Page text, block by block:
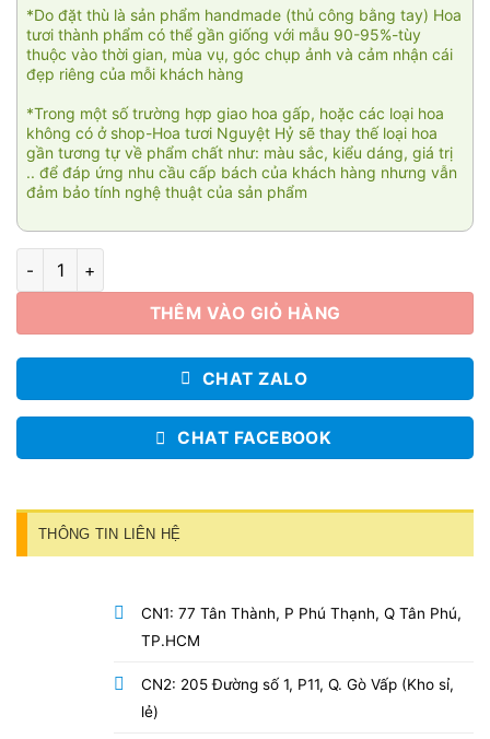
*Do đặt thù là sản phẩm handmade (thủ công bằng tay) Hoa
tươi thành phẩm có thể gần giống với mẫu 90-95%-tùy
thuộc vào thời gian, mùa vụ, góc chụp ảnh và cảm nhận cái
đẹp riêng của mỗi khách hàng
*Trong một số trường hợp giao hoa gấp, hoặc các loại hoa
không có ở shop-Hoa tươi Nguyệt Hỷ sẽ thay thế loại hoa
gần tương tự về phẩm chất như: màu sắc, kiểu dáng, giá trị
.. để đáp ứng nhu cầu cấp bách của khách hàng nhưng vẫn
đảm bảo tính nghệ thuật của sản phẩm
You and me 003 số lượng
THÊM VÀO GIỎ HÀNG
CHAT ZALO
CHAT FACEBOOK
THÔNG TIN LIÊN HỆ
CN1: 77 Tân Thành, P Phú Thạnh, Q Tân Phú,
TP.HCM
CN2: 205 Đường số 1, P11, Q. Gò Vấp (Kho sỉ,
lẻ)